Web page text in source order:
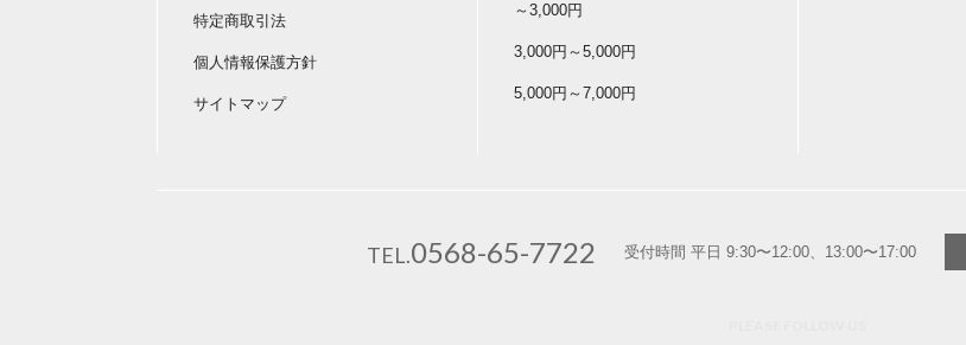
特定商取引法
個人情報保護方針
サイトマップ
～3,000円
3,000円～5,000円
5,000円～7,000円
TEL.0568-65-7722 受付時間 平日 9:30〜12:00、13:00〜17:00